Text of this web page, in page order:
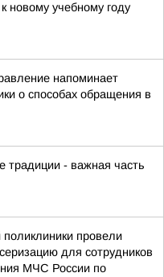
новому учебному году
напоминает
о способах обращения в
традиции - важная часть
поликлиники провели
для сотрудников
МЧС России по